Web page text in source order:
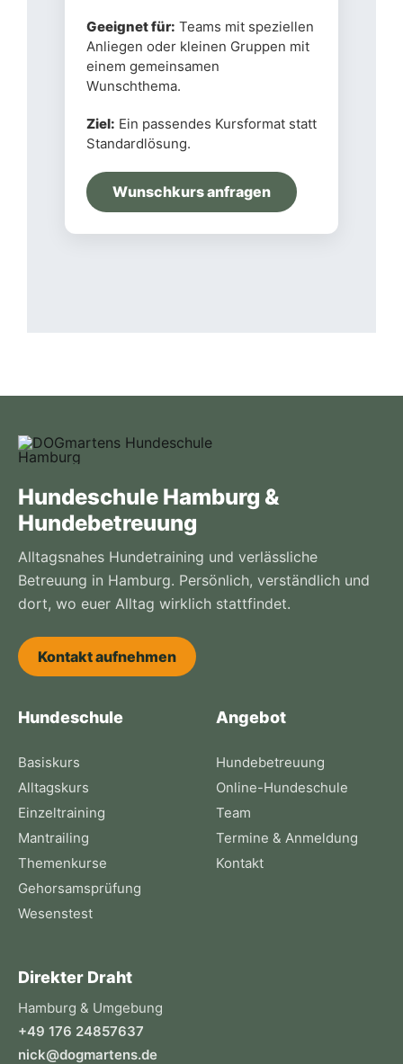
Geeignet für: Teams mit speziellen
Anliegen oder kleinen Gruppen mit
einem gemeinsamen
Wunschthema.
Ziel: Ein passendes Kursformat statt
Standardlösung.
Wunschkurs anfragen
Hundeschule Hamburg &
Hundebetreuung
Alltagsnahes Hundetraining und verlässliche
Betreuung in Hamburg. Persönlich, verständlich und
dort, wo euer Alltag wirklich stattfindet.
Kontakt aufnehmen
Hundeschule
Basiskurs
Alltagskurs
Einzeltraining
Mantrailing
Themenkurse
Gehorsamsprüfung
Wesenstest
Angebot
Hundebetreuung
Online-Hundeschule
Team
Termine & Anmeldung
Kontakt
Direkter Draht
Hamburg & Umgebung
+49 176 24857637
nick@dogmartens.de